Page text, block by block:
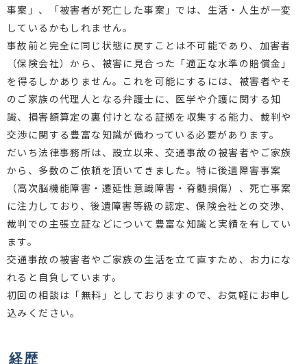
事案」、「被害者が死亡した事案」では、生活・人生が一変
しているかもしれません。
事故前と完全に同じ状態に戻すことは不可能であり、加害者
（保険会社）から、被害に見合った「適正な水準の賠償金」
を得るしかありません。これを可能にするには、被害者やそ
のご家族の代理人となる弁護士に、医学や介護に関する知
識、損害額算定の裏付けとなる証拠を収集する能力、裁判や
交渉に関する豊富な知識が備わっている必要があります。
だいち法律事務所は、設立以来、交通事故の被害者やご家族
から、多数のご依頼を頂いてきました。特に後遺障害事案
（高次脳機能障害・遷延性意識障害・脊髄損傷）、死亡事案
に注力しており、後遺障害等級の認定、保険会社との交渉、
裁判での主張立証などについて豊富な知識と実績を有してい
ます。
交通事故の被害者やご家族の生活を立て直すため、お力にな
れると自負しています。
初回の相談は「無料」としておりますので、お気軽にお申し
込みください。
経歴